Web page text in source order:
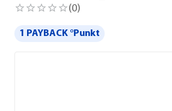
(0)
1 PAYBACK °Punkt